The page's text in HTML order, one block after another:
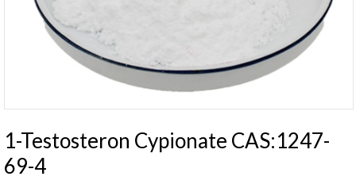
1-Testosteron Cypionate CAS:1247-
69-4